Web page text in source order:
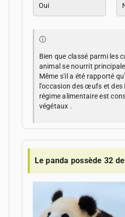
Oui
ⓘ
Bien que classé parmi les
animal se nourrit
Même s'il a été rapporté
l'occasion des œufs et des
régime alimentaire est
végétaux .
Le panda possède 32